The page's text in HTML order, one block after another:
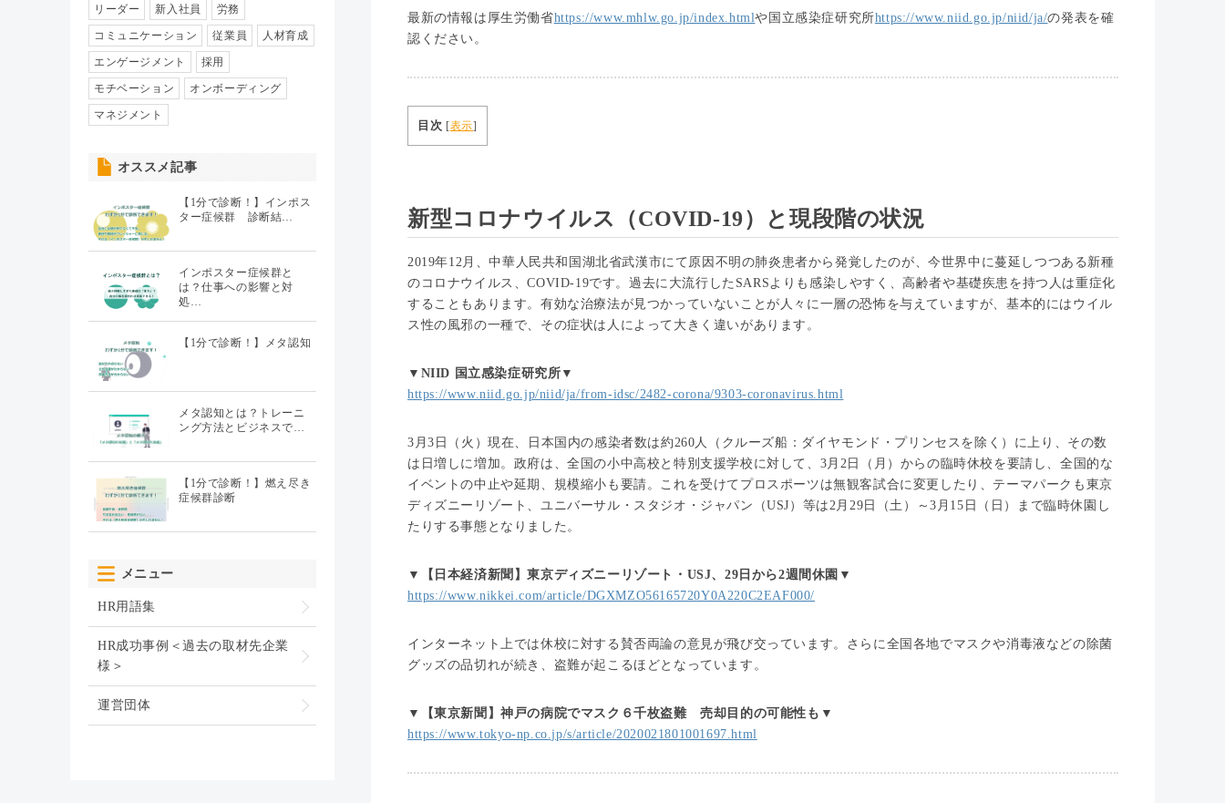
最新の情報は厚生労働省https://www.mhlw.go.jp/index.htmlや国立感染症研究所https://www.niid.go.jp/niid/ja/の発表を確
認ください。
目次 [表示]
新型コロナウイルス（COVID-19）と現段階の状況
2019年12月、中華人民共和国湖北省武漢市にて原因不明の肺炎患者から発覚したのが、今世界中に蔓延しつつある新種
のコロナウイルス、COVID-19です。過去に大流行したSARSよりも感染しやすく、高齢者や基礎疾患を持つ人は重症化
することもあります。有効な治療法が見つかっていないことが人々に一層の恐怖を与えていますが、基本的にはウイル
ス性の風邪の一種で、その症状は人によって大きく違いがあります。
▼NIID 国立感染症研究所▼
https://www.niid.go.jp/niid/ja/from-idsc/2482-corona/9303-coronavirus.html
3月3日（火）現在、日本国内の感染者数は約260人（クルーズ船：ダイヤモンド・プリンセスを除く）に上り、その数
は日増しに増加。政府は、全国の小中高校と特別支援学校に対して、3月2日（月）からの臨時休校を要請し、全国的な
イベントの中止や延期、規模縮小も要請。これを受けてプロスポーツは無観客試合に変更したり、テーマパークも東京
ディズニーリゾート、ユニバーサル・スタジオ・ジャパン（USJ）等は2月29日（土）～3月15日（日）まで臨時休園し
たりする事態となりました。
▼【日本経済新聞】東京ディズニーリゾート・USJ、29日から2週間休園▼
https://www.nikkei.com/article/DGXMZO56165720Y0A220C2EAF000/
インターネット上では休校に対する賛否両論の意見が飛び交っています。さらに全国各地でマスクや消毒液などの除菌
グッズの品切れが続き、盗難が起こるほどとなっています。
▼【東京新聞】神戸の病院でマスク６千枚盗難 売却目的の可能性も▼
https://www.tokyo-np.co.jp/s/article/2020021801001697.html
給与制度・設計（8）
人事異動・配置（7）
リーダー 新入社員 労務
コミュニケーション 従業員 人材育成
エンゲージメント 採用
モチベーション オンボーディング
マネジメント
オススメ記事
【1分で診断！】インポス
ター症候群 診断結…
インポスター症候群と
は？仕事への影響と対
処…
【1分で診断！】メタ認知
メタ認知とは？トレーニ
ング方法とビジネスで…
【1分で診断！】燃え尽き
症候群診断
メニュー
HR用語集
HR成功事例＜過去の取材先企業
様＞
運営団体